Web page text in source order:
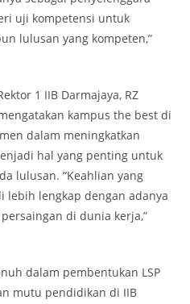
uji kompetensi untuk
lulusan yang kompeten,”
1 IIB Darmajaya, RZ
kampus the best di
dalam meningkatkan
hal yang penting untuk
lulusan. “Keahlian yang
lebih lengkap dengan adanya
di dunia kerja,”
dalam pembentukan LSP
mutu pendidikan di IIB